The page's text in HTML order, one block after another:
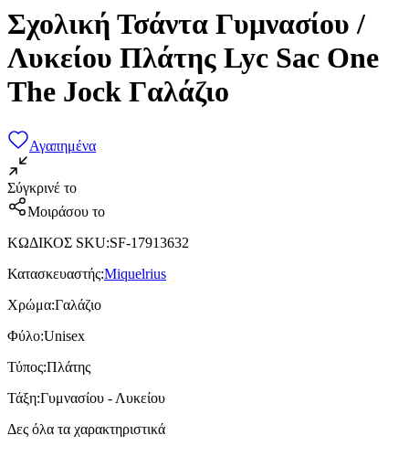
Σχολική Τσάντα Γυμνασίου /
Λυκείου Πλάτης Lyc Sac One
The Jock Γαλάζιο
Αγαπημένα
Σύγκρινέ το
Μοιράσου το
ΚΩΔΙΚΟΣ SKU:SF-17913632
Κατασκευαστής:Miquelrius
Χρώμα:Γαλάζιο
Φύλο:Unisex
Τύπος:Πλάτης
Τάξη:Γυμνασίου - Λυκείου
Δες όλα τα χαρακτηριστικά